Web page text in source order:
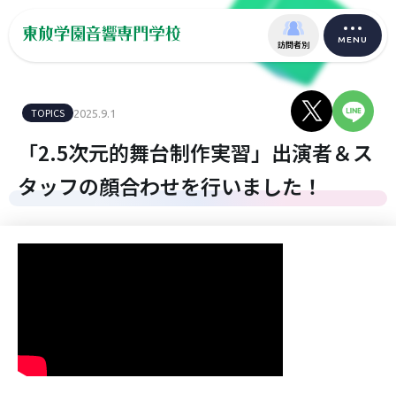
訪問者別 MENU
TOPICS 2025.9.1
「2.5次元的舞台制作実習」出演者＆ス
タッフの顔合わせを行いました！